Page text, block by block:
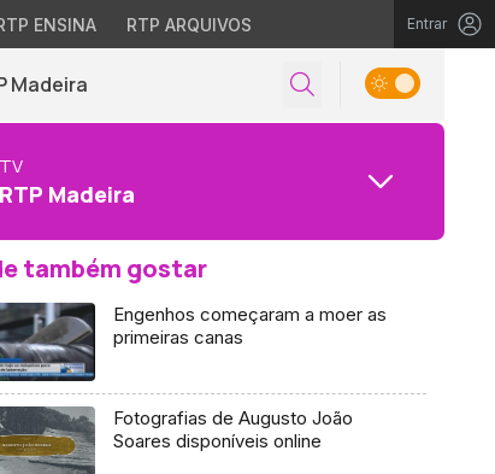
ENSINA RTP ARQUIVOS Entrar
Madeira
TV
RTP Madeira
também gostar
Engenhos começaram a moer as
primeiras canas
Fotografias de Augusto João
Soares disponíveis online